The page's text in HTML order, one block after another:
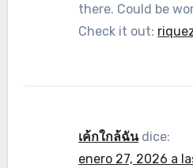
there. Could be
Check it out:
เค้กใกล้ฉัน dice:
enero 27, 2026 a